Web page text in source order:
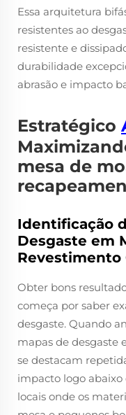
Essa arquitetura
resistentes ao
resistente e
durabilidade
abrasão e impacto
Estratégico
mesa de
Identificação
Desgaste em
Revestimento
Obter bons
começa por saber
desgaste. Quando
mapas de desgaste
se destacam
impacto logo abaixo
locais onde os